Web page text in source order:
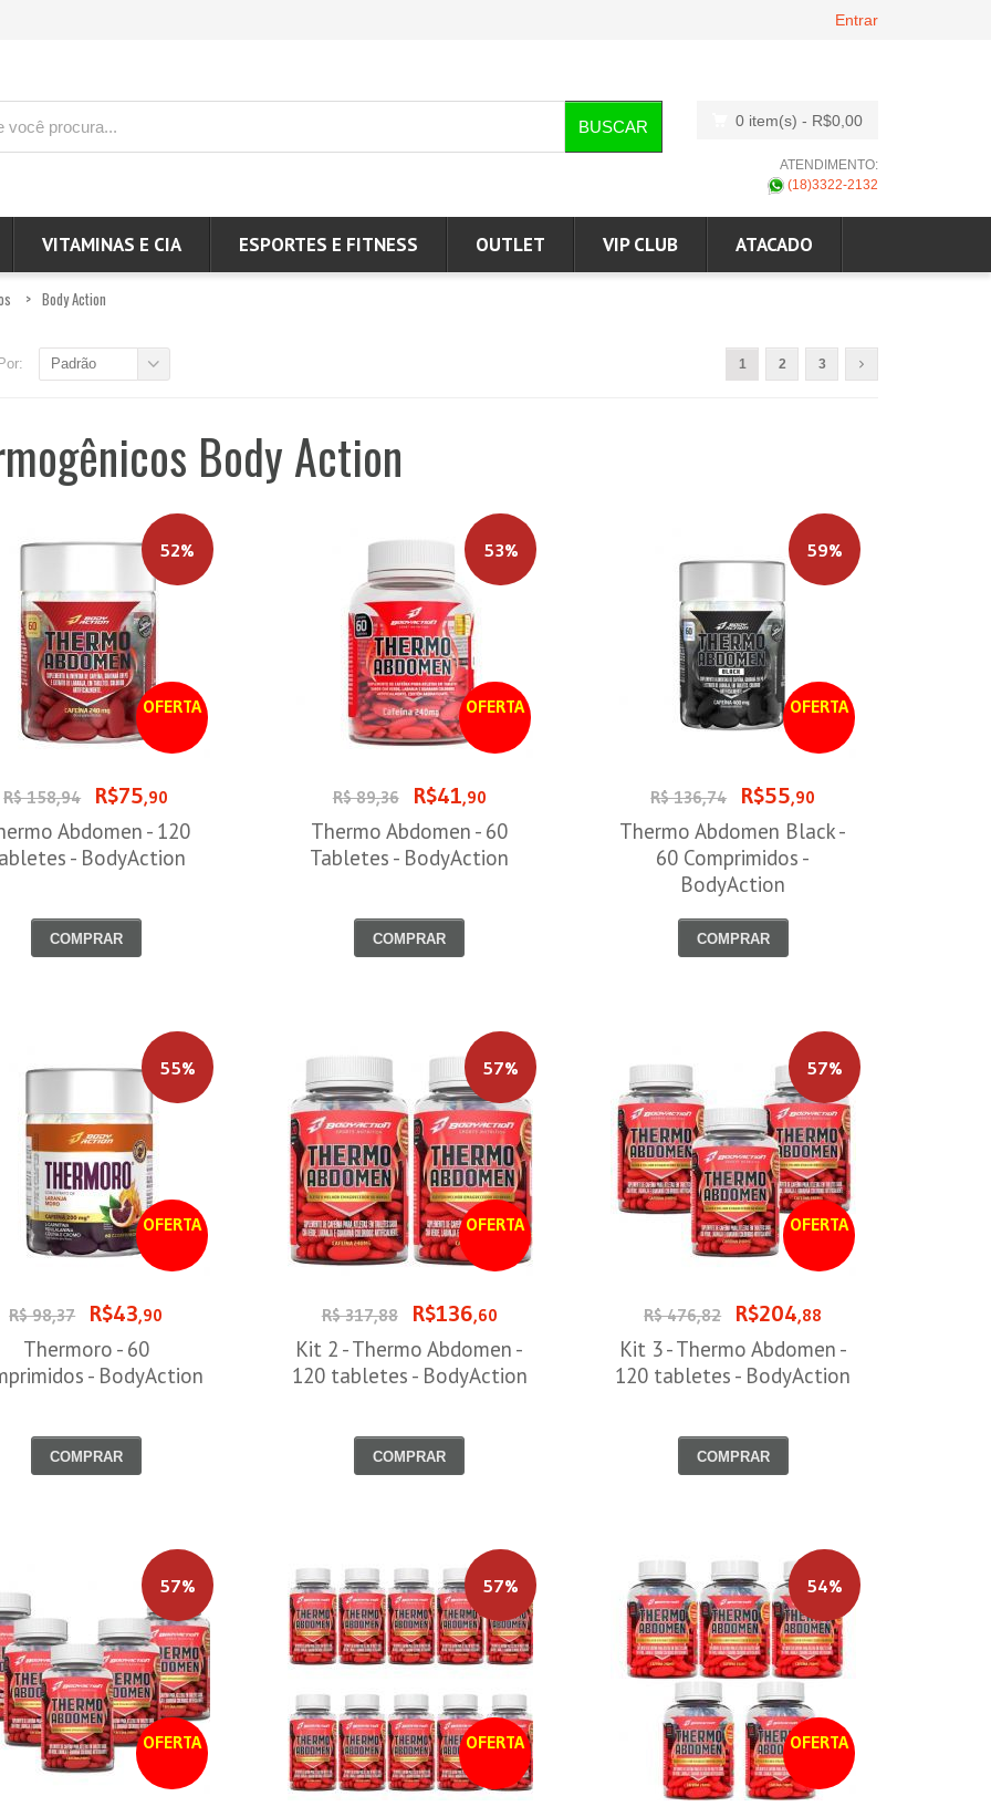
Entrar
BUSCAR 0 item(s) - R$0,00
ATENDIMENTO:
(18)3322-2132
VITAMINAS E CIA ESPORTES E FITNESS OUTLET VIP CLUB ATACADO
Body Action
Padrão 1 2 3
Body Action
OFERTA
52%
R$ 158,94 R$75,90
Abdomen - 120
- BodyAction
COMPRAR
OFERTA
53%
R$ 89,36 R$41,90
Thermo Abdomen - 60
Tabletes - BodyAction
COMPRAR
OFERTA
59%
R$ 136,74 R$55,90
Thermo Abdomen Black -
60 Comprimidos -
BodyAction
COMPRAR
OFERTA
55%
R$ 98,37 R$43,90
Thermoro - 60
- BodyAction
COMPRAR
OFERTA
57%
R$ 317,88 R$136,60
Kit 2 - Thermo Abdomen -
120 tabletes - BodyAction
COMPRAR
OFERTA
57%
R$ 476,82 R$204,88
Kit 3 - Thermo Abdomen -
120 tabletes - BodyAction
COMPRAR
OFERTA
57%
OFERTA
57%
OFERTA
54%